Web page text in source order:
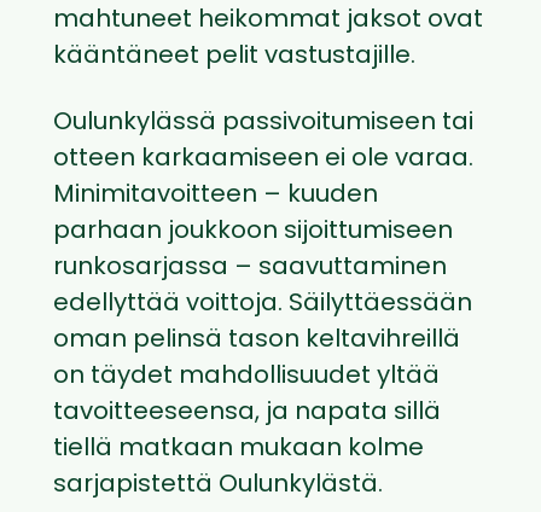
mahtuneet heikommat jaksot ovat
kääntäneet pelit vastustajille.
Oulunkylässä passivoitumiseen tai
otteen karkaamiseen ei ole varaa.
Minimitavoitteen – kuuden
parhaan joukkoon sijoittumiseen
runkosarjassa – saavuttaminen
edellyttää voittoja. Säilyttäessään
oman pelinsä tason keltavihreillä
on täydet mahdollisuudet yltää
tavoitteeseensa, ja napata sillä
tiellä matkaan mukaan kolme
sarjapistettä Oulunkylästä.